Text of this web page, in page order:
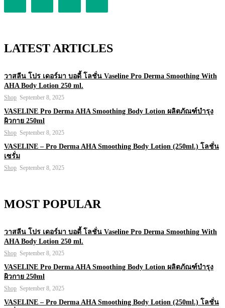
LATEST ARTICLES
วาสลีน โปร เดอร์มา บอดี้ โลชั่น Vaseline Pro Derma Smoothing With
AHA Body Lotion 250 ml.
Shop September 8, 2025
VASELINE Pro Derma AHA Smoothing Body Lotion ผลิตภัณฑ์บำรุง
ผิวกาย 250ml
Shop September 8, 2025
VASELINE – Pro Derma AHA Smoothing Body Lotion (250ml.) โลชั่น
เซรั่ม
Shop September 8, 2025
MOST POPULAR
วาสลีน โปร เดอร์มา บอดี้ โลชั่น Vaseline Pro Derma Smoothing With
AHA Body Lotion 250 ml.
Shop September 8, 2025
VASELINE Pro Derma AHA Smoothing Body Lotion ผลิตภัณฑ์บำรุง
ผิวกาย 250ml
Shop September 8, 2025
VASELINE – Pro Derma AHA Smoothing Body Lotion (250ml.) โลชั่น